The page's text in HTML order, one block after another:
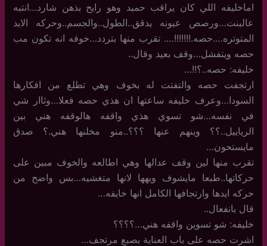
اماخليفه اللي كان يراقب حميد وهو رايح بذهن شارد…انتبه
عالبنت…ورصص عيونه يدقق..الطول..والجسم..وحركه الايد
المتوتره….حصه.!!!!!!!…. تقرب منها بتردد…خوفه انه تكون مب
حصه ويتفشل…وقف بعيد وقال..
خليفه: حصه..؟!!…
ارتجفت حصه والتفتت له بخوف وهي تطلع من افكارها
السودا…وعرف خليفه ساعتها ان هذي حصه فعلا…وثاار شي
في نفسه…شو تسوي هذي واقفه هالوقفه هني بين
الرياييل..؟؟ وينهم عنها ؟؟؟..منو مخلنها هني.؟ صدق
مايستحون…
تقرب منها لين وقف عدالها وهي اطالعه والخوف مبين على
حركاتها..طبعا مايشوف ويهها لانها متغشيه…بس واضح من
حركه ايدها وارتجافها الكامل انها خايفه…
قال بانفعال..
خليفه: شو تسوين واقفه هني…؟؟؟؟
اشرت حصه على باب العناية بصبع مرتجف…